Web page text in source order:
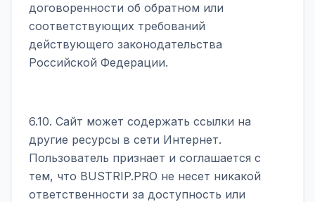
договоренности об обратном или
соответствующих требований
действующего законодательства
Российской Федерации.
6.10. Сайт может содержать ссылки на
другие ресурсы в сети Интернет.
Пользователь признает и соглашается с
тем, что BUSTRIP.PRO не несет никакой
ответственности за доступность или